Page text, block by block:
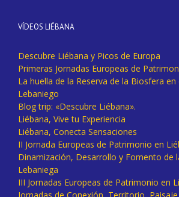
VÍDEOS LIÉBANA
Descubre Liébana y Picos de Europa
Primeras Jornadas Europeas de
La huella de la Reserva de la Biosfera
Lebaniego
Blog trip: «Descubre Liébana».
Liébana, Vive tu Experiencia
Liébana, Conecta Sensaciones
II Jornada Europeas de Patrimonio en
Dinamización, Desarrollo y Fomento de
Lebaniega
III Jornadas Europeas de Patrimonio en